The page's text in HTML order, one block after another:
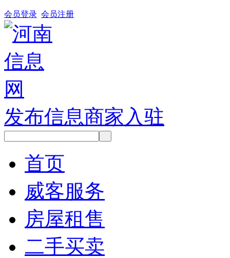
会员登录 会员注册
发布信息商家入驻
首页
威客服务
房屋租售
二手买卖